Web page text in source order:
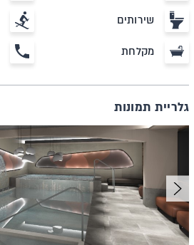
שירותים
מקלחת
גלריית תמונות